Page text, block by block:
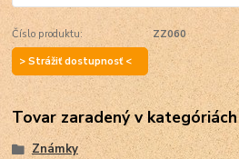
Číslo produktu:
ZZ060
> Strážiť dostupnosť <
Tovar zaradený v kategóriách
Známky